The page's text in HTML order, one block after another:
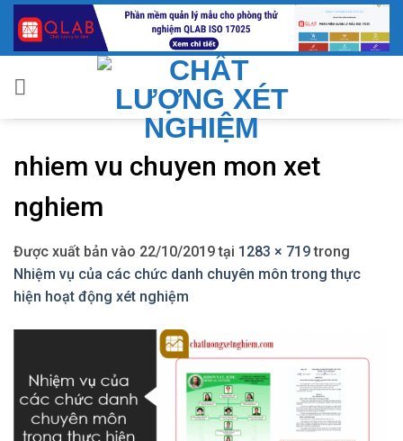
Bỏ
qua
nội
dung
nhiem vu chuyen mon xet
nghiem
Được xuất bản vào 22/10/2019tại 1283 × 719trong
Nhiệm vụ của các chức danh chuyên môn trong thực
hiện hoạt động xét nghiệm